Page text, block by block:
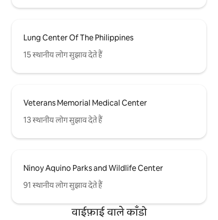
Lung Center Of The Philippines
15 स्थानीय लोग सुझाव देते हैं
Veterans Memorial Medical Center
13 स्थानीय लोग सुझाव देते हैं
Ninoy Aquino Parks and Wildlife Center
91 स्थानीय लोग सुझाव देते हैं
वाईफ़ाई वाले काँडो